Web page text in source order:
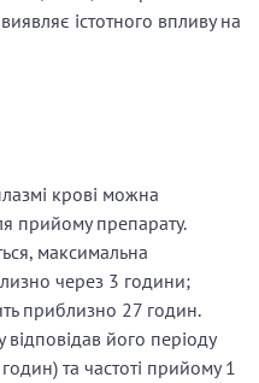
істотного впливу на
крові можна
прийому препарату.
максимальна
через 3 години;
приблизно 27 годин.
відповідав його періоду
та частоті прийому 1